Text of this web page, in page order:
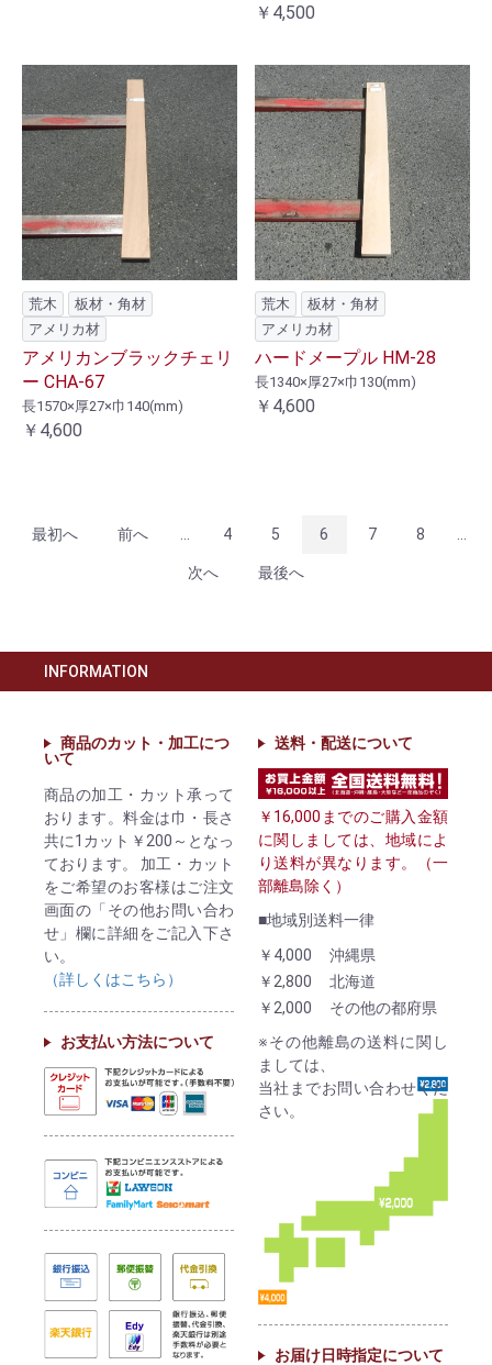
￥4,500
荒木
板材・角材
アメリカ材
アメリカンブラックチェリ
ー CHA-67
長1570×厚27×巾140(mm)
￥4,600
荒木
板材・角材
アメリカ材
ハードメープル HM-28
長1340×厚27×巾130(mm)
￥4,600
最初へ 前へ 4 5 6 7 8
次へ 最後へ
INFORMATION
商品のカット・加工につ
いて
商品の加工・カット承って
おります。料金は巾・長さ
共に1カット￥200～となっ
ております。 加工・カット
をご希望のお客様はご注文
画面の「その他お問い合わ
せ」欄に詳細をご記入下さ
い。
（詳しくはこちら）
お支払い方法について
送料・配送について
￥16,000までのご購入金額
に関しましては、地域によ
り送料が異なります。（一
部離島除く）
■地域別送料一律
￥4,000
沖縄県
￥2,800
北海道
￥2,000
その他の都府県
※その他離島の送料に関し
ましては、
当社までお問い合わせくだ
さい。
お届け日時指定について